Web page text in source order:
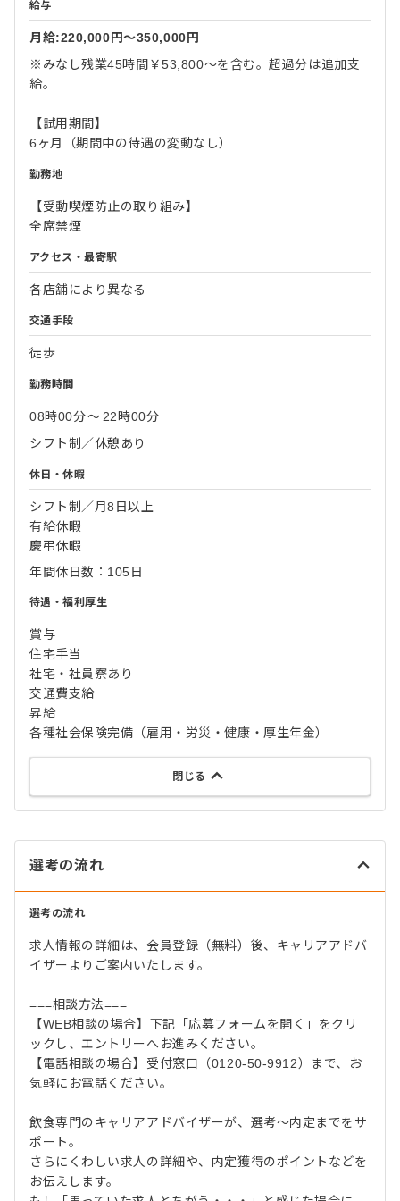
給与
月給:220,000円〜350,000円
※みなし残業45時間￥53,800～を含む。超過分は追加支
給。
【試用期間】
6ヶ月（期間中の待遇の変動なし）
勤務地
【受動喫煙防止の取り組み】
全席禁煙
アクセス・最寄駅
各店舗により異なる
交通手段
徒歩
勤務時間
08時00分〜 22時00分
シフト制／休憩あり
休日・休暇
シフト制／月8日以上
有給休暇
慶弔休暇
年間休日数：105日
待遇・福利厚生
賞与
住宅手当
社宅・社員寮あり
交通費支給
昇給
各種社会保険完備（雇用・労災・健康・厚生年金）
閉じる
選考の流れ
選考の流れ
求人情報の詳細は、会員登録（無料）後、キャリアアドバ
イザーよりご案内いたします。
===相談方法===
【WEB相談の場合】下記「応募フォームを開く」をクリ
ックし、エントリーへお進みください。
【電話相談の場合】受付窓口（0120-50-9912）まで、お
気軽にお電話ください。
飲食専門のキャリアアドバイザーが、選考～内定までをサ
ポート。
さらにくわしい求人の詳細や、内定獲得のポイントなどを
お伝えします。